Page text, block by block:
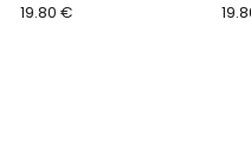
19.80 €